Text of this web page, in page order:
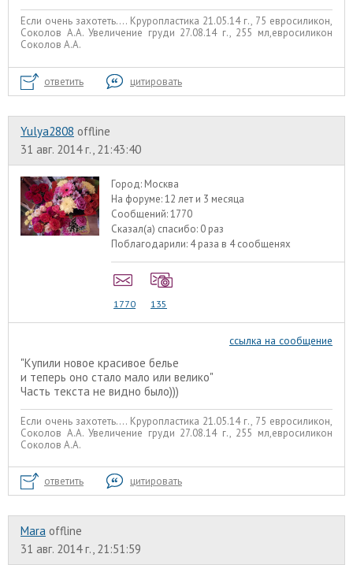
Если очень захотеть.... Круропластика 21.05.14 г., 75 евросиликон,
Соколов А.А. Увеличение груди 27.08.14 г., 255 мл,евросиликон
Соколов А.А.
ответить цитировать
Yulya2808 offline
31 авг. 2014 г., 21:43:40
Город: Москва
На форуме:12 лет и 3 месяца
Сообщений:1770
Сказал(а) спасибо: 0 раз
Поблагодарили: 4 раза в 4 сообщенях
1770 135
ссылка на сообщение
"Купили новое красивое белье
и теперь оно стало мало или велико"
Часть текста не видно было)))
Если очень захотеть.... Круропластика 21.05.14 г., 75 евросиликон,
Соколов А.А. Увеличение груди 27.08.14 г., 255 мл,евросиликон
Соколов А.А.
ответить цитировать
Mara offline
31 авг. 2014 г., 21:51:59